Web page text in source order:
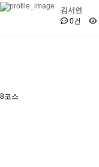
김서연
0건
8코스